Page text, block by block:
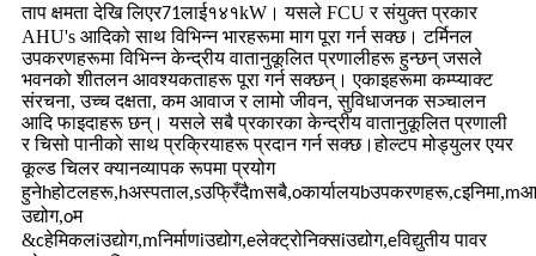
ताप क्षमता देखि लिएर71लाई१४१kW। यसले FCU र संयुक्त प्रकार
AHU's आदिको साथ विभिन्न भारहरूमा माग पूरा गर्न सक्छ। टर्मिनल
उपकरणहरूमा विभिन्न केन्द्रीय वातानुकूलित प्रणालीहरू हुन्छन् जसले
भवनको शीतलन आवश्यकताहरू पूरा गर्न सक्छन्। एकाइहरूमा कम्प्याक्ट
संरचना, उच्च दक्षता, कम आवाज र लामो जीवन, सुविधाजनक सञ्चालन
आदि फाइदाहरू छन्। यसले सबै प्रकारका केन्द्रीय वातानुकूलित प्रणाली
र चिसो पानीको साथ प्रक्रियाहरू प्रदान गर्न सक्छ।होल्टप मोड्युलर एयर
कूल्ड चिलर क्यानव्यापक रूपमा प्रयोग
हुनेhहोटलहरू,hअस्पताल,sउफ्रिँदैmसबै,oकार्यालयbउपकरणहरू,cइनिमा,m
उद्योग,oम
&cहेमिकलiउद्योग,mनिर्माणiउद्योग,eलेक्ट्रोनिक्सiउद्योग,eविद्युतीय पावर